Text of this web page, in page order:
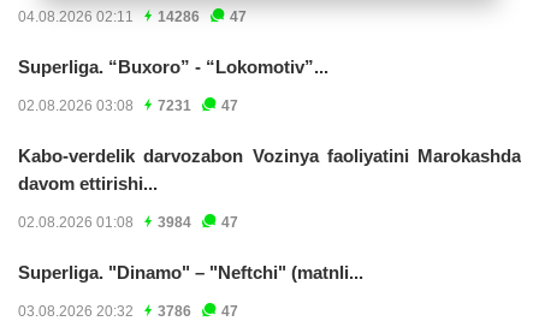
04.08.2026 02:11 14286 47
Superliga. “Buxoro” - “Lokomotiv”...
02.08.2026 03:08 7231 47
Kabo-verdelik darvozabon Vozinya faoliyatini Marokashda
davom ettirishi...
02.08.2026 01:08 3984 47
Superliga. "Dinamo" – "Neftchi" (matnli...
03.08.2026 20:32 3786 47